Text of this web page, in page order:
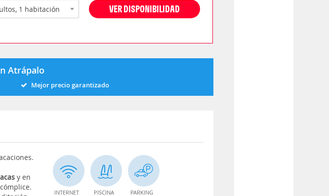
VER DISPONIBILIDAD
Atrápalo
Mejor precio garantizado
y en
INTERNET PISCINA PARKING